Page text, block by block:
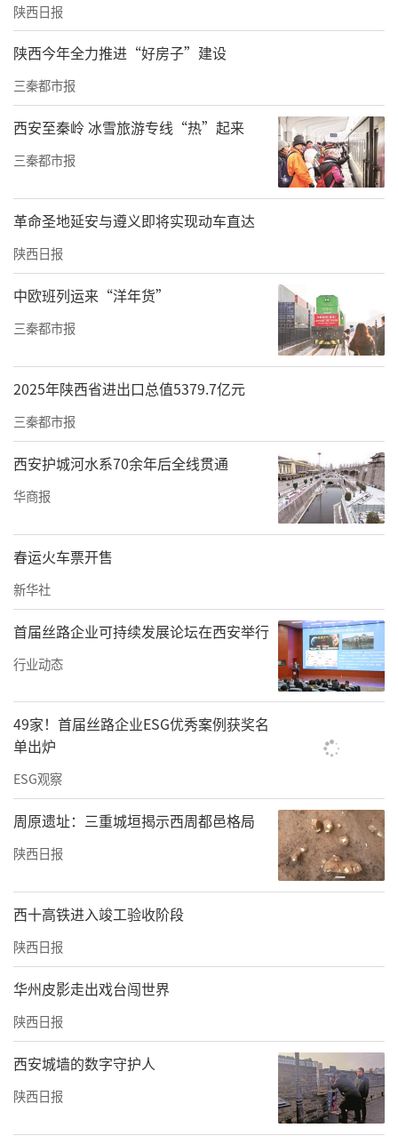
陕西日报
陕西今年全力推进“好房子”建设
三秦都市报
西安至秦岭 冰雪旅游专线“热”起来
三秦都市报
革命圣地延安与遵义即将实现动车直达
陕西日报
中欧班列运来“洋年货”
三秦都市报
2025年陕西省进出口总值5379.7亿元
三秦都市报
西安护城河水系70余年后全线贯通
华商报
春运火车票开售
新华社
首届丝路企业可持续发展论坛在西安举行
行业动态
49家！首届丝路企业ESG优秀案例获奖名
单出炉
ESG观察
周原遗址：三重城垣揭示西周都邑格局
陕西日报
西十高铁进入竣工验收阶段
陕西日报
华州皮影走出戏台闯世界
陕西日报
西安城墙的数字守护人
陕西日报